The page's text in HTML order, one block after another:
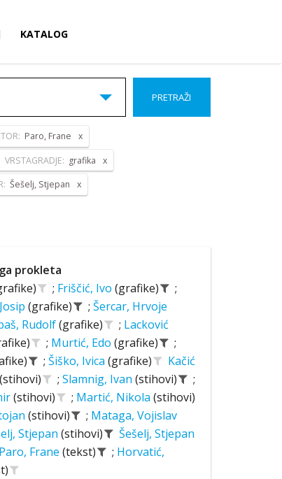
KATALOG
PRETRAŽI
Paro, Frane
VRSTAGRADJE: grafika
Šešelj, Stjepan
prokleta
; Friščić, Ivo (grafike)
;
(grafike) ; Šercar, Hrvoje
Rudolf(grafike) ; Lacković
; Murtić, Edo (grafike)
;
; Šiško, Ivica (grafike)
Kačić
(stihovi) ; Slamnig, Ivan (stihovi)
;
(stihovi) ; Martić, Nikola (stihovi)
(stihovi) ; Mataga, Vojislav
Stjepan (stihovi)
Šešelj, Stjepan
Paro, Frane (tekst) ; Horvatić,